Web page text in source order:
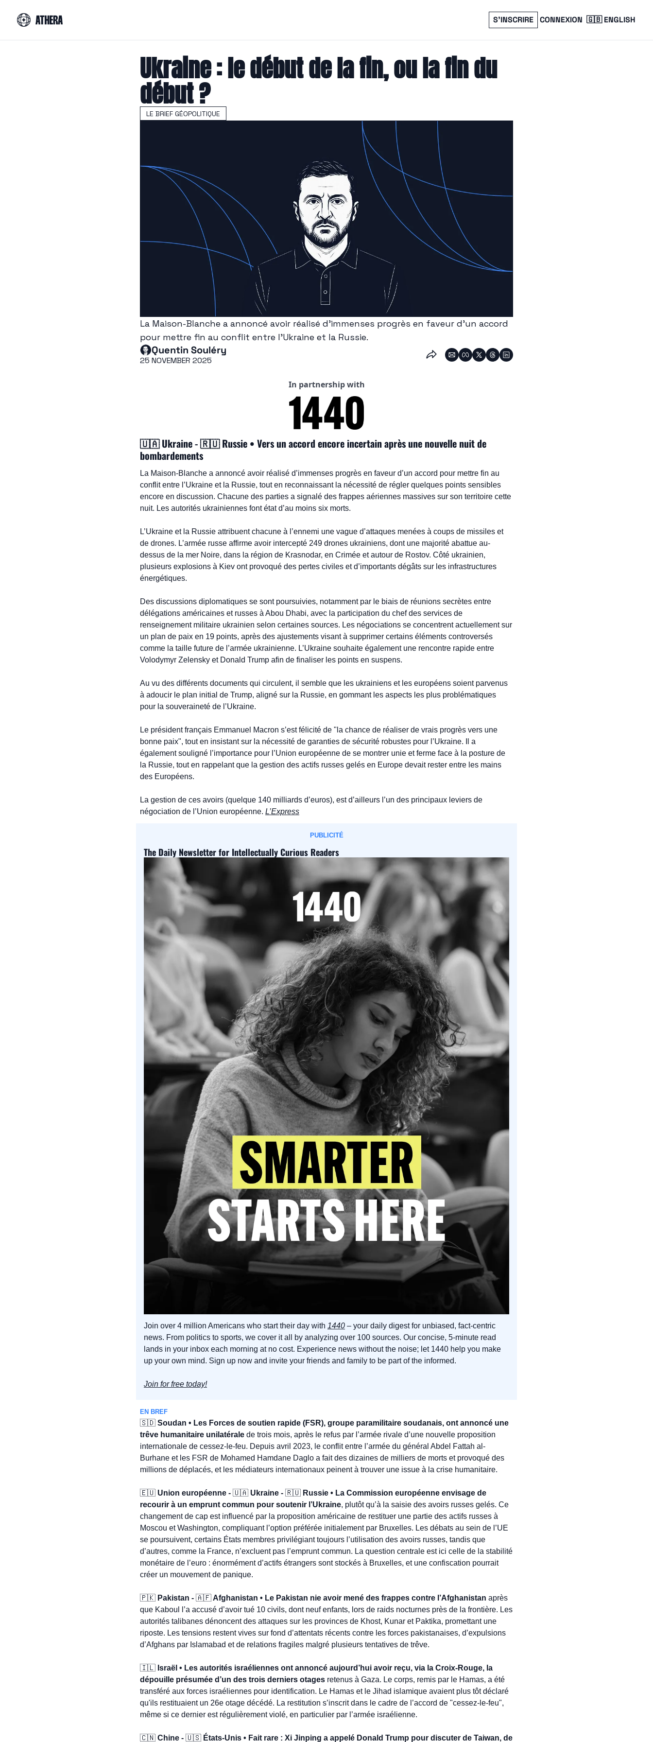
S’INSCRIRE CONNEXION 🇬🇧 ENGLISH
Ukraine : le début de la fin, ou la fin du
début ?
LE BRIEF GÉOPOLITIQUE
La Maison-Blanche a annoncé avoir réalisé d’immenses progrès en faveur d’un accord
pour mettre fin au conflit entre l’Ukraine et la Russie.
Quentin Souléry
25 NOVEMBER 2025
In partnership with
🇺🇦 Ukraine - 🇷🇺 Russie • Vers un accord encore incertain après une nouvelle nuit de
bombardements
La Maison-Blanche a annoncé avoir réalisé d’immenses progrès en faveur d’un accord pour mettre fin au
conflit entre l’Ukraine et la Russie, tout en reconnaissant la nécessité de régler quelques points sensibles
encore en discussion. Chacune des parties a signalé des frappes aériennes massives sur son territoire cette
nuit. Les autorités ukrainiennes font état d’au moins six morts.
L’Ukraine et la Russie attribuent chacune à l’ennemi une vague d’attaques menées à coups de missiles et
de drones. L’armée russe affirme avoir intercepté 249 drones ukrainiens, dont une majorité abattue au-
dessus de la mer Noire, dans la région de Krasnodar, en Crimée et autour de Rostov. Côté ukrainien,
plusieurs explosions à Kiev ont provoqué des pertes civiles et d’importants dégâts sur les infrastructures
énergétiques.
Des discussions diplomatiques se sont poursuivies, notamment par le biais de réunions secrètes entre
délégations américaines et russes à Abou Dhabi, avec la participation du chef des services de
renseignement militaire ukrainien selon certaines sources. Les négociations se concentrent actuellement sur
un plan de paix en 19 points, après des ajustements visant à supprimer certains éléments controversés
comme la taille future de l’armée ukrainienne. L’Ukraine souhaite également une rencontre rapide entre
Volodymyr Zelensky et Donald Trump afin de finaliser les points en suspens.
Au vu des différents documents qui circulent, il semble que les ukrainiens et les européens soient parvenus
à adoucir le plan initial de Trump, aligné sur la Russie, en gommant les aspects les plus problématiques
pour la souveraineté de l’Ukraine.
Le président français Emmanuel Macron s’est félicité de "la chance de réaliser de vrais progrès vers une
bonne paix", tout en insistant sur la nécessité de garanties de sécurité robustes pour l’Ukraine. Il a
également souligné l’importance pour l’Union européenne de se montrer unie et ferme face à la posture de
la Russie, tout en rappelant que la gestion des actifs russes gelés en Europe devait rester entre les mains
des Européens.
La gestion de ces avoirs (quelque 140 milliards d’euros), est d’ailleurs l’un des principaux leviers de
négociation de l’Union européenne. L’Express
PUBLICITÉ
The Daily Newsletter for Intellectually Curious Readers
Join over 4 million Americans who start their day with 1440 – your daily digest for unbiased, fact-centric
news. From politics to sports, we cover it all by analyzing over 100 sources. Our concise, 5-minute read
lands in your inbox each morning at no cost. Experience news without the noise; let 1440 help you make
up your own mind. Sign up now and invite your friends and family to be part of the informed.
Join for free today!
EN BREF
🇸🇩 Soudan • Les Forces de soutien rapide (FSR), groupe paramilitaire soudanais, ont annoncé une
trêve humanitaire unilatérale de trois mois, après le refus par l’armée rivale d’une nouvelle proposition
internationale de cessez-le-feu. Depuis avril 2023, le conflit entre l’armée du général Abdel Fattah al-
Burhane et les FSR de Mohamed Hamdane Daglo a fait des dizaines de milliers de morts et provoqué des
millions de déplacés, et les médiateurs internationaux peinent à trouver une issue à la crise humanitaire.
🇪🇺 Union européenne - 🇺🇦 Ukraine - 🇷🇺 Russie • La Commission européenne envisage de
recourir à un emprunt commun pour soutenir l’Ukraine, plutôt qu’à la saisie des avoirs russes gelés. Ce
changement de cap est influencé par la proposition américaine de restituer une partie des actifs russes à
Moscou et Washington, compliquant l’option préférée initialement par Bruxelles. Les débats au sein de l’UE
se poursuivent, certains États membres privilégiant toujours l’utilisation des avoirs russes, tandis que
d’autres, comme la France, n’excluent pas l’emprunt commun. La question centrale est ici celle de la stabilité
monétaire de l’euro : énormément d’actifs étrangers sont stockés à Bruxelles, et une confiscation pourrait
créer un mouvement de panique.
🇵🇰 Pakistan - 🇦🇫 Afghanistan • Le Pakistan nie avoir mené des frappes contre l’Afghanistan après
que Kaboul l’a accusé d’avoir tué 10 civils, dont neuf enfants, lors de raids nocturnes près de la frontière. Les
autorités talibanes dénoncent des attaques sur les provinces de Khost, Kunar et Paktika, promettant une
riposte. Les tensions restent vives sur fond d’attentats récents contre les forces pakistanaises, d’expulsions
d’Afghans par Islamabad et de relations fragiles malgré plusieurs tentatives de trêve.
🇮🇱 Israël • Les autorités israéliennes ont annoncé aujourd’hui avoir reçu, via la Croix-Rouge, la
dépouille présumée d’un des trois derniers otages retenus à Gaza. Le corps, remis par le Hamas, a été
transféré aux forces israéliennes pour identification. Le Hamas et le Jihad islamique avaient plus tôt déclaré
qu'ils restituaient un 26e otage décédé. La restitution s’inscrit dans le cadre de l’accord de "cessez-le-feu",
même si ce dernier est régulièrement violé, en particulier par l’armée israélienne.
🇨🇳 Chine - 🇺🇸 États-Unis • Fait rare : Xi Jinping a appelé Donald Trump pour discuter de Taiwan, de